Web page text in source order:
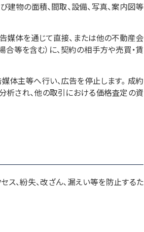
建物の面積、間取、設備、写真、案内図等
媒体を通じて直接、または他の不動産会
等を含む）に、契約の相手方や売買・賃
体主等へ行い、広告を停止します。 成約
析され、他の取引における価格査定の資
、紛失、改ざん、漏えい等を防止するた